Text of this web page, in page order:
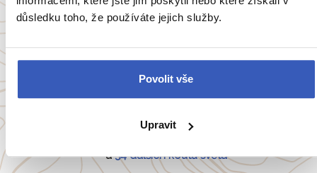
důsledku toho, že používáte jejich služby.
Povolit vše
Upravit
Oblíbené cíle
Belgie Francie
Portugalsko
a54 dalších koutů světa